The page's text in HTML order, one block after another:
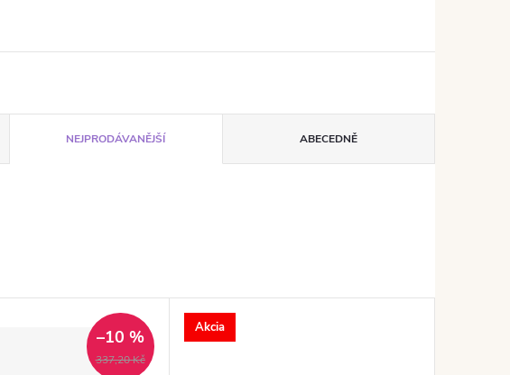
NEJPRODÁVANĚJŠÍ ABECEDNĚ
337,20 Kč
–10 % Akcia